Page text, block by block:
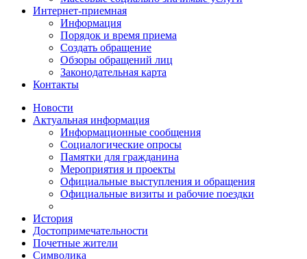
Интернет-приемная
Информация
Порядок и время приема
Создать обращение
Обзоры обращений лиц
Законодательная карта
Контакты
Новости
Актуальная информация
Информационные сообщения
Социалогические опросы
Памятки для гражданина
Мероприятия и проекты
Официальные выступления и обращения
Официальные визиты и рабочие поездки
История
Достопримечательности
Почетные жители
Символика